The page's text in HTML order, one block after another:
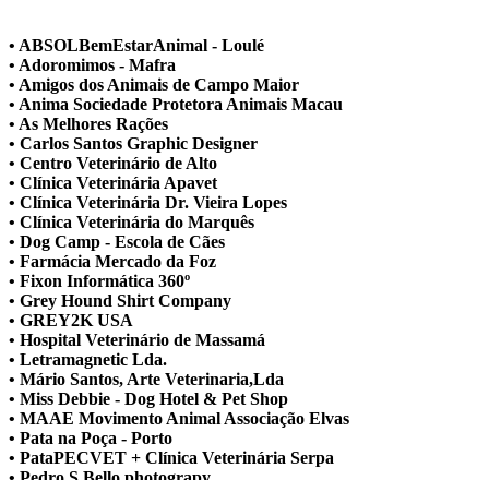
• ABSOLBemEstarAnimal - Loulé
• Adoromimos - Mafra
• Amigos dos Animais de Campo Maior
• Anima Sociedade Protetora Animais Macau
• As Melhores Rações
• Carlos Santos Graphic Designer
• Centro Veterinário de Alto
• Clínica Veterinária Apavet
• Clínica Veterinária Dr. Vieira Lopes
• Clínica Veterinária do Marquês
• Dog Camp - Escola de Cães
• Farmácia Mercado da Foz
• Fixon Informática 360º
• Grey Hound Shirt Company
• GREY2K USA
• Hospital Veterinário de Massamá
• Letramagnetic Lda.
• Mário Santos, Arte Veterinaria,Lda
• Miss Debbie - Dog Hotel & Pet Shop
• MAAE Movimento Animal Associação Elvas
• Pata na Poça - Porto
• PataPECVET + Clínica Veterinária Serpa